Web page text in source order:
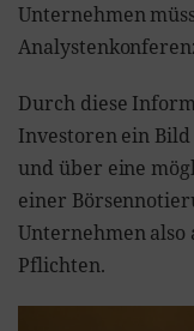
Unternehmen
Durch diese
Investoren ein
und über eine
einer
Unternehmen
Pflichten.